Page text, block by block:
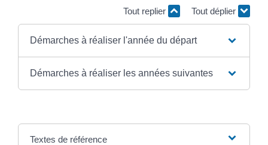
Tout replier
Tout déplier
Démarches à réaliser l'année du départ
Démarches à réaliser les années suivantes
Textes de référence